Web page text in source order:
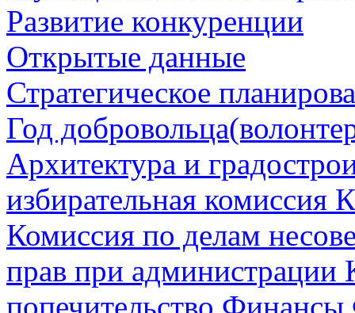
Развитие конкуренции
Открытые данные
Стратегическое
Год
Архитектура и
избирательная комиссия
Комиссия по делам
прав при администрации
попечительство Финансы